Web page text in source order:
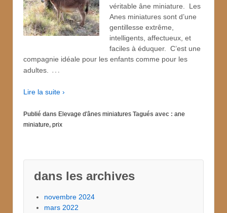
véritable âne miniature. Les
Anes miniatures sont d’une
gentillesse extrême,
intelligents, affectueux, et
faciles à éduquer. C’est une
compagnie idéale pour les enfants comme pour les
adultes.
…
Lire la suite ›
Publié dans Elevage d'ânes miniatures Tagués avec : ane
miniature, prix
dans les archives
novembre 2024
mars 2022